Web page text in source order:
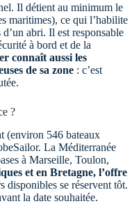
Il détient au minimum le
maritimes), ce qui l’habilite
abri. Il est responsable
à bord et de la
connaît aussi les
de sa zone : c’est
?
(environ 546 bateaux
La Méditerranée
à Marseille, Toulon,
et en Bretagne, l’offre
disponibles se réservent tôt.
la date souhaitée.